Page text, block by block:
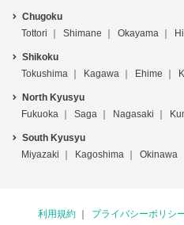
Chugoku
Tottori
Shimane Okayama
Shikoku
Tokushima
Kagawa Ehime
North Kyusyu
Fukuoka
Saga Nagasaki
South Kyusyu
Miyazaki
Kagoshima Okinawa
利用規約 プライバシーポリシ